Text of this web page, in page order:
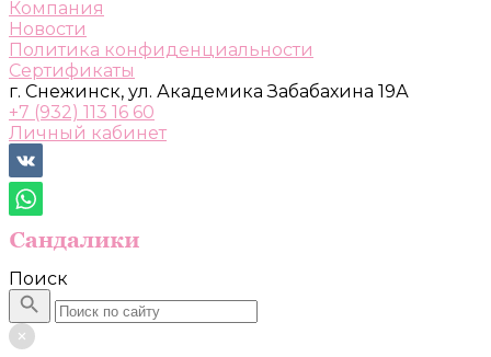
Компания
Новости
Политика конфиденциальности
Сертификаты
г. Снежинск, ул. Академика Забабахина 19А
+7 (932) 113 16 60
Личный кабинет
Поиск